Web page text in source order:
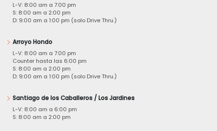
L-V: 8:00 am a 7:00 pm
S: 8:00 am a 2:00 pm
D: 9:00 am a 1:00 pm (solo Drive Thru.)
Arroyo Hondo
L-V: 8:00 am a 7:00 pm
Counter hasta las 6:00 pm
S: 8:00 am a 2:00 pm
D: 9:00 am a 1:00 pm (solo Drive Thru.)
Santiago de los Caballeros / Los Jardines
L-V: 8:00 am a 6:00 pm
S: 8:00 am a 2:00 pm